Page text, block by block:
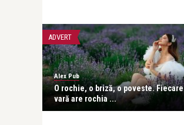
ADVERT
Alex Pub
O rochie, o briză, o poveste. Fiecare
vară are rochia ...